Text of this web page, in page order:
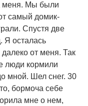
меня. Мы были
самый домик-
Спустя две
Я осталась
от меня. Так
люди кормили
мной. Шел снег. 30
бормоча себе
мне о нем,